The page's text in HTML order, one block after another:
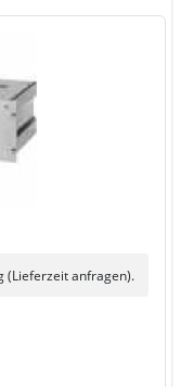
(Lieferzeit anfragen).